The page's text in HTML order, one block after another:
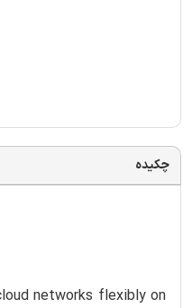
چکیده
networks flexibly on